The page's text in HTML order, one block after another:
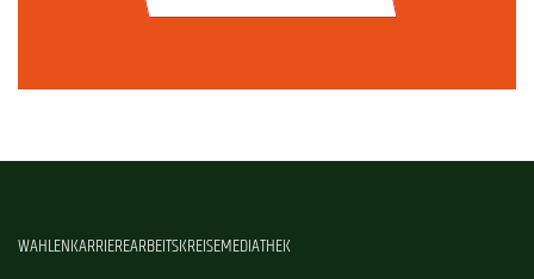
WAHLENKARRIEREARBEITSKREISEMEDIATHEK